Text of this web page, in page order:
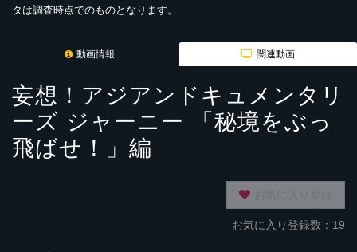
タは調査時点でのものとなります。
動画情報 関連動画
妄想！アジアンドキュメンタリ
ーズ ジャーニー 「秘境をぶっ
飛ばせ！」編
お気に入り登録数：19